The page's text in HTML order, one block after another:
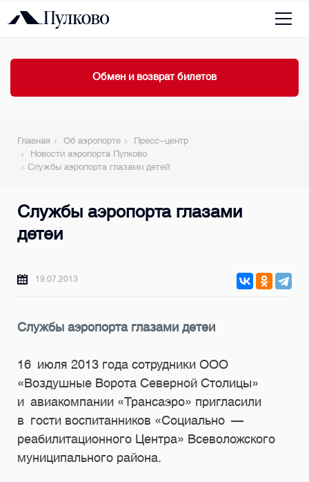
Обмен и возврат билетов
Главная Об аэропорте
Пресс-центр
Новости аэропорта Пулково
Службы аэропорта глазами детей
Службы аэропорта глазами
детей
19.07.2013
Службы аэропорта глазами детей
16 июля 2013 года сотрудники ООО
«Воздушные Ворота Северной Столицы»
и авиакомпании «Трансаэро» пригласили
в гости воспитанников «Социально —
реабилитационного Центра» Всеволожского
муниципального района.